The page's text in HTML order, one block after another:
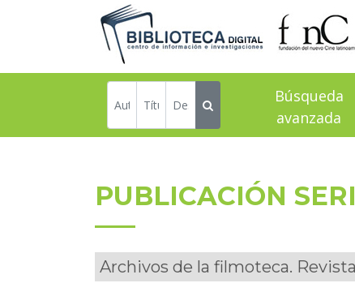
Búsqueda
avanzada
PUBLICACIÓN
Archivos de la filmoteca.